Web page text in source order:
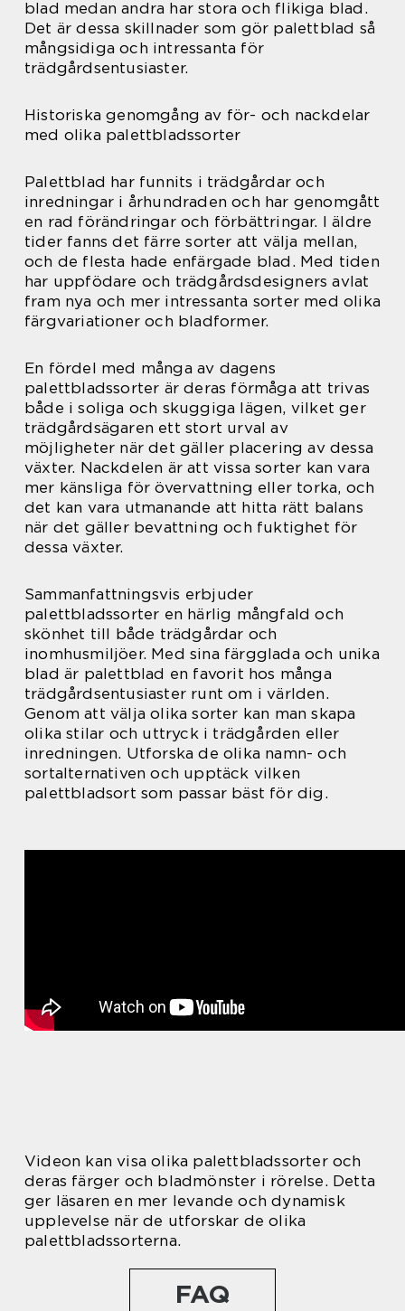
blad medan andra har stora och flikiga blad.
Det är dessa skillnader som gör palettblad så
mångsidiga och intressanta för
trädgårdsentusiaster.
Historiska genomgång av för- och nackdelar
med olika palettbladssorter
Palettblad har funnits i trädgårdar och
inredningar i århundraden och har genomgått
en rad förändringar och förbättringar. I äldre
tider fanns det färre sorter att välja mellan,
och de flesta hade enfärgade blad. Med tiden
har uppfödare och trädgårdsdesigners avlat
fram nya och mer intressanta sorter med olika
färgvariationer och bladformer.
En fördel med många av dagens
palettbladssorter är deras förmåga att trivas
både i soliga och skuggiga lägen, vilket ger
trädgårdsägaren ett stort urval av
möjligheter när det gäller placering av dessa
växter. Nackdelen är att vissa sorter kan vara
mer känsliga för övervattning eller torka, och
det kan vara utmanande att hitta rätt balans
när det gäller bevattning och fuktighet för
dessa växter.
Sammanfattningsvis erbjuder
palettbladssorter en härlig mångfald och
skönhet till både trädgårdar och
inomhusmiljöer. Med sina färgglada och unika
blad är palettblad en favorit hos många
trädgårdsentusiaster runt om i världen.
Genom att välja olika sorter kan man skapa
olika stilar och uttryck i trädgården eller
inredningen. Utforska de olika namn- och
sortalternativen och upptäck vilken
palettbladsort som passar bäst för dig.
Videon kan visa olika palettbladssorter och
deras färger och bladmönster i rörelse. Detta
ger läsaren en mer levande och dynamisk
upplevelse när de utforskar de olika
palettbladssorterna.
FAQ